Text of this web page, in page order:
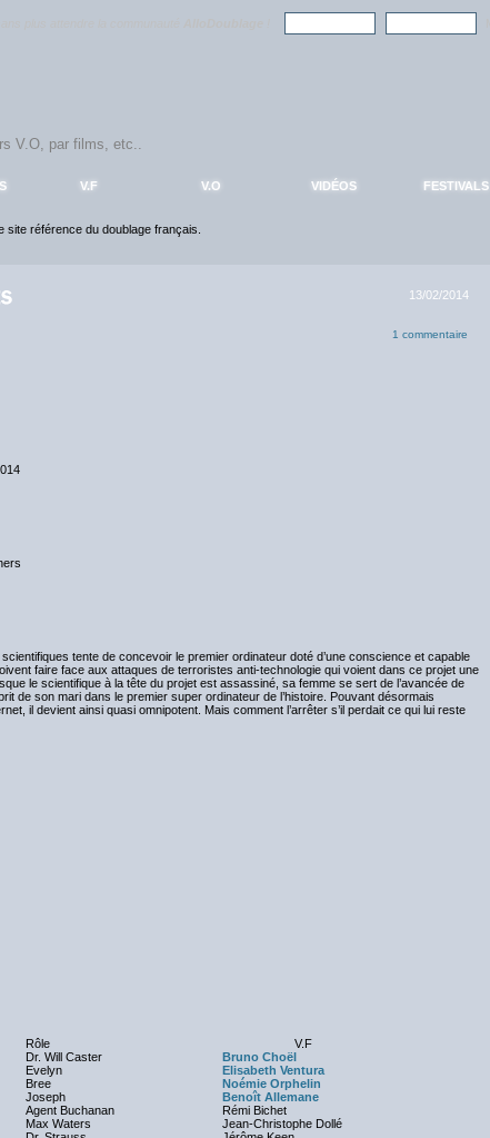
V.F V.O VIDÉOS FESTIVALS
le site référence du doublage français.
13/02/2014
1 commentaire
tente de concevoir le premier ordinateur doté d’une conscience et capable
faire face aux attaques de terroristes anti-technologie qui voient dans ce projet une
le scientifique à la tête du projet est assassiné, sa femme se sert de l’avancée de
de son mari dans le premier super ordinateur de l’histoire. Pouvant désormais
il devient ainsi quasi omnipotent. Mais comment l’arrêter s’il perdait ce qui lui reste
Rôle
V.F
Dr. Will Caster
Bruno Choël
Evelyn
Elisabeth Ventura
Bree
Noémie Orphelin
Joseph
Benoît Allemane
Agent Buchanan
Rémi Bichet
Max Waters
Jean-Christophe Dollé